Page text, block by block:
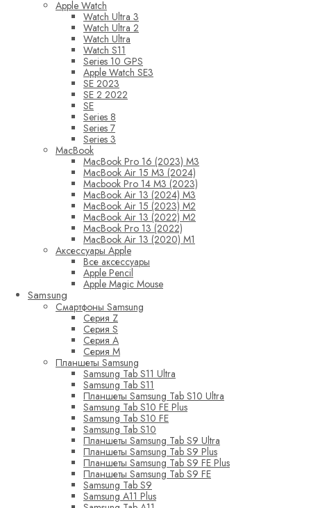
Apple Watch
Watch Ultra 3
Watch Ultra 2
Watch Ultra
Watch S11
Series 10 GPS
Apple Watch SE3
SE 2023
SE 2 2022
SE
Series 8
Series 7
Series 3
MacBook
MacBook Pro 16 (2023) M3
MacBook Air 15 M3 (2024)
Macbook Pro 14 M3 (2023)
MacBook Air 13 (2024) M3
MacBook Air 15 (2023) M2
MacBook Air 13 (2022) M2
MacBook Pro 13 (2022)
MacBook Air 13 (2020) M1
Аксессуары Apple
Все аксессуары
Apple Pencil
Apple Magic Mouse
Samsung
Смартфоны Samsung
Серия Z
Серия S
Серия A
Серия M
Планшеты Samsung
Samsung Tab S11 Ultra
Samsung Tab S11
Планшеты Samsung Tab S10 Ultra
Samsung Tab S10 FE Plus
Samsung Tab S10 FE
Samsung Tab S10
Планшеты Samsung Tab S9 Ultra
Планшеты Samsung Tab S9 Plus
Планшеты Samsung Tab S9 FE Plus
Планшеты Samsung Tab S9 FE
Samsung Tab S9
Samsung A11 Plus